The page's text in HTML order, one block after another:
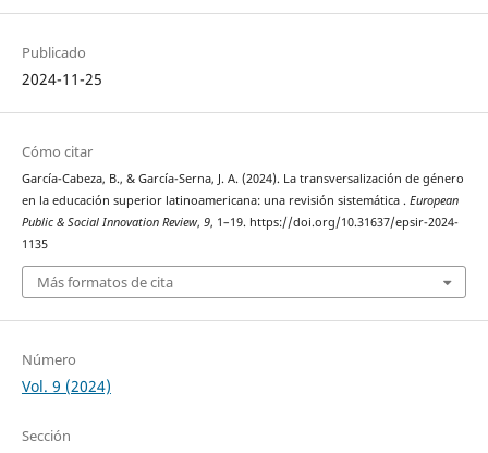
Publicado
2024-11-25
Cómo citar
García-Cabeza, B., & García-Serna, J. A. (2024). La transversalización de género
en la educación superior latinoamericana: una revisión sistemática . European
Public & Social Innovation Review, 9, 1–19. https://doi.org/10.31637/epsir-2024-
1135
Más formatos de cita
Número
Vol. 9 (2024)
Sección